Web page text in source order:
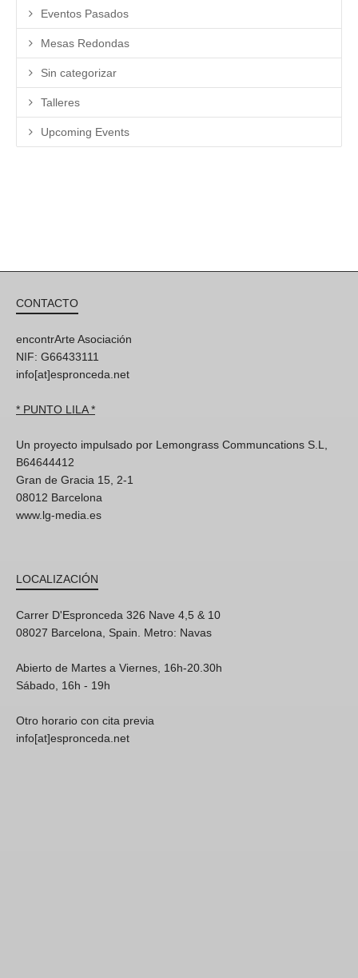
Eventos Pasados
Mesas Redondas
Sin categorizar
Talleres
Upcoming Events
CONTACTO
encontrArte Asociación
NIF: G66433111
info[at]espronceda.net
* PUNTO LILA *
Un proyecto impulsado por Lemongrass Communcations S.L,
B64644412
Gran de Gracia 15, 2-1
08012 Barcelona
www.lg-media.es
LOCALIZACIÓN
Carrer D'Espronceda 326 Nave 4,5 & 10
08027 Barcelona, Spain. Metro: Navas
Abierto de Martes a Viernes, 16h-20.30h
Sábado, 16h - 19h
Otro horario con cita previa
info[at]espronceda.net